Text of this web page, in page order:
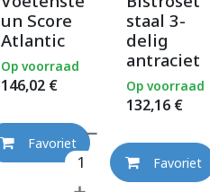
un Score
Atlantic
146,02 €
Op voorraad
Favoriet
staal 3-
delig
antraciet
132,16€
Op voorraad
Favoriet